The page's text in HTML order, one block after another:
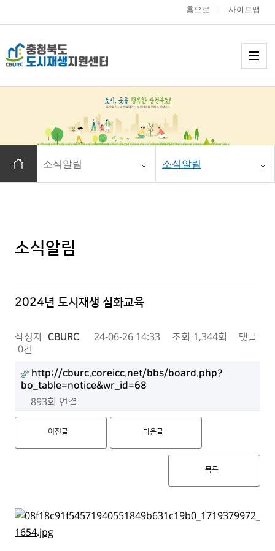
충청북도 도시재
홈으로 사이트맵
홈으로 이동
소식알림 소식알림
소식알림
2024년 도시재생 심화교육
작성자 CBURC 24-06-26 14:33 조회 1,344회
댓글
0건
http://cburc.coreicc.net/bbs/board.php?
bo_table=notice&wr_id=68
893회 연결
이전글 다음글
목록